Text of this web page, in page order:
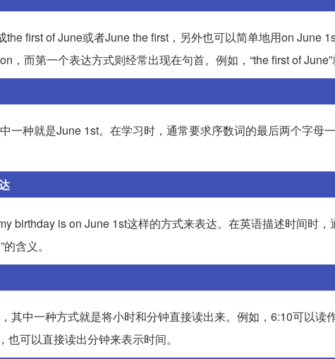
the first of June或者June the first，另外也可以简单地用on June
而第一个表达方式则经常出现在句首。例如，“the first of June”
一种就是June 1st。在学习时，通常要求序数词的最后两个字母
birthday is on June 1st这样的方式来表达。在英语描述时间时
含义。
其中一种方式就是将小时和分钟直接读出来。例如，6:10可以读
可以直接读出分钟来表示时间。